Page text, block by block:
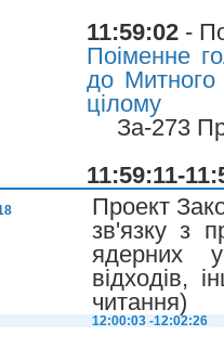
11:59:02 -
Поіменне
до
цілому
За-273
11:59:11-
Проект
зв'язку з
ядерних
відходів,
читання)
12:00:03 -12:02:26